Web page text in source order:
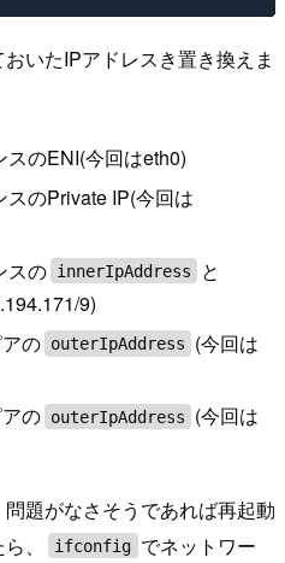
いたIPアドレスき置き換えま
のENI(今回はeth0)
のPrivate IP(今回は
スの innerIpAddress と
9)
の outerIpAddress
(今回は
の outerIpAddress
(今回は
題がなさそうであれば再起動
、
ifconfig でネットワー